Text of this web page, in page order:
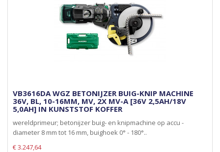
VB3616DA WGZ BETONIJZER BUIG-KNIP MACHINE
36V, BL, 10-16MM, MV, 2X MV-A [36V 2,5AH/18V
5,0AH] IN KUNSTSTOF KOFFER
wereldprimeur; betonijzer buig- en knipmachine op accu -
diameter 8 mm tot 16 mm, buighoek 0° - 180°..
€ 3.247,64